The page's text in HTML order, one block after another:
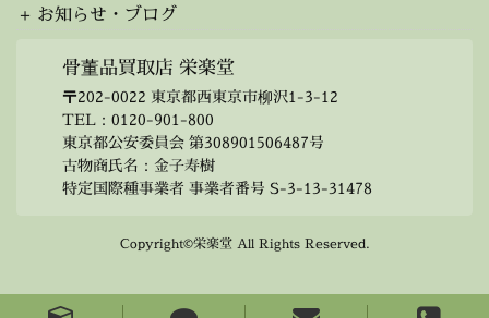
お知らせ・ブログ
骨董品買取店 栄楽堂
〒202-0022 東京都西東京市柳沢1-3-12
TEL： 0120-901-800
東京都公安委員会 第308901506487号
古物商氏名：金子寿樹
特定国際種事業者 事業者番号 S-3-13-31478
Copyright©栄楽堂 All Rights Reserved.